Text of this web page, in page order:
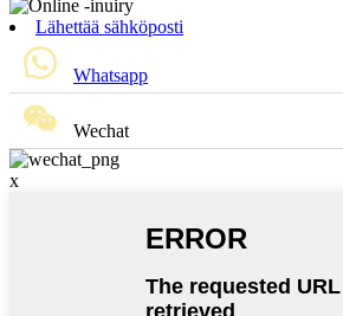
Lähettää sähköposti
Whatsapp
Wechat
x